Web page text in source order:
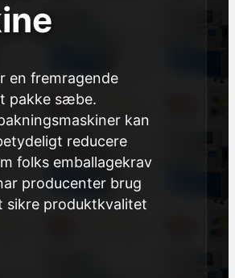
en fremragende
pakke sæbe.
kan
reducere
folks emballagekrav
producenter brug
sikre produktkvalitet